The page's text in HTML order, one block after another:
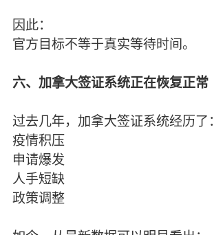
因此：
官方目标不等于真实等待时间。
六、加拿大签证系统正在恢复正常
过去几年，加拿大签证系统经历了：
疫情积压
申请爆发
人手短缺
政策调整